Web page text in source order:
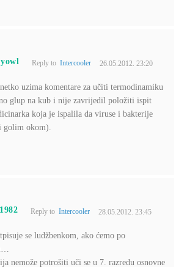
Reply to Intercooler 26.05.2012. 23:20
uzima komentare za učiti termodinamiku
glup na kub i nije zavrijedil položiti ispit
koja je ispalila da viruse i bakterije
golim okom).
Reply to Intercooler 28.05.2012. 23:45
se ludžbenkom, ako ćemo po
nemože potrošiti uči se u 7. razredu osnovne